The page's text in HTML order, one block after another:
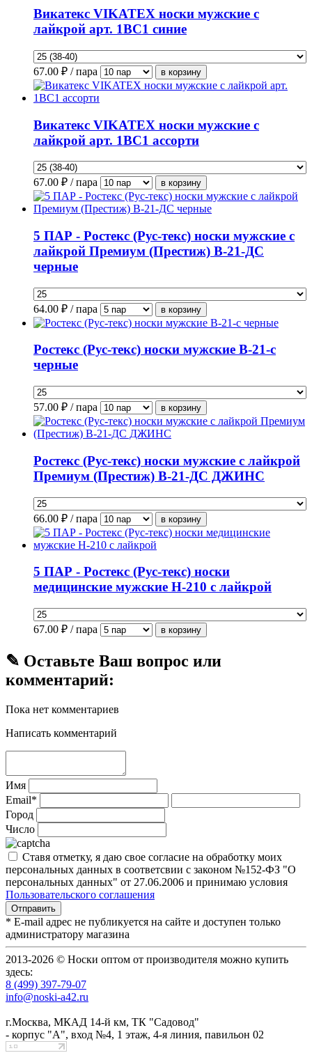
Викатекс VIKATEX носки мужские с
лайкрой арт. 1ВС1 синие
67.00 ₽ / пара
Викатекс VIKATEX носки мужские с
лайкрой арт. 1ВС1 ассорти
67.00 ₽ / пара
5 ПАР - Ростекс (Рус-текс) носки мужские с
лайкрой Премиум (Престиж) В-21-ДС
черные
64.00 ₽ / пара
Ростекс (Рус-текс) носки мужские В-21-с
черные
57.00 ₽ / пара
Ростекс (Рус-текс) носки мужские с лайкрой
Премиум (Престиж) В-21-ДС ДЖИНС
66.00 ₽ / пара
5 ПАР - Ростекс (Рус-текс) носки
медицинские мужские Н-210 с лайкрой
67.00 ₽ / пара
✎ Оставьте Ваш вопрос или
комментарий:
Пока нет комментариев
Написать комментарий
Имя
Email*
Город
Число
Ставя отметку, я даю свое согласие на обработку моих
персональных данных в соответсвии с законом №152-ФЗ "О
персональных данных" от 27.06.2006 и принимаю условия
Пользовательского соглашения
* E-mail адрес не публикуется на сайте и доступен только
администратору магазина
2013-2026 © Носки оптом от производителя можно купить
здесь:
8 (499) 397-79-07
info@noski-a42.ru
г.Москва, МКАД 14-й км, ТК "Садовод"
- корпус "А", вход №4, 1 этаж, 4-я линия, павильон 02